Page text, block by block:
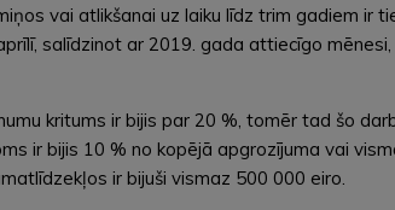
vai atlikšanai uz laiku līdz trim gadiem ir
salīdzinot ar 2019. gada attiecīgo
kritums ir bijis par 20 %, tomēr tad šo
bijis 10 % no kopējā apgrozījuma vai
ir bijuši vismaz 500 000 eiro.